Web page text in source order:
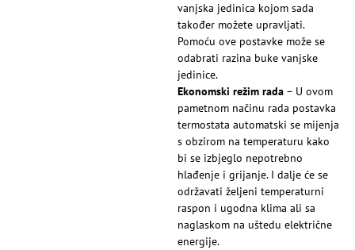
vanjska jedinica kojom sada
također možete upravljati.
Pomoću ove postavke može se
odabrati razina buke vanjske
jedinice.
Ekonomski režim rada – U ovom
pametnom načinu rada postavka
termostata automatski se mijenja
s obzirom na temperaturu kako
bi se izbjeglo nepotrebno
hlađenje i grijanje. I dalje će se
održavati željeni temperaturni
raspon i ugodna klima ali sa
naglaskom na uštedu električne
energije.